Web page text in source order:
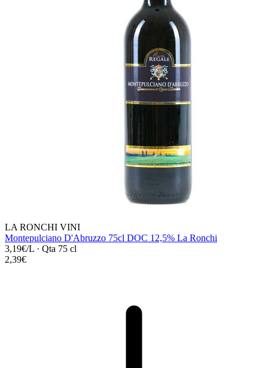
LA RONCHI VINI
Montepulciano D'Abruzzo 75cl DOC 12,5% La Ronchi
3,19€/L · Qta 75 cl
2,39€